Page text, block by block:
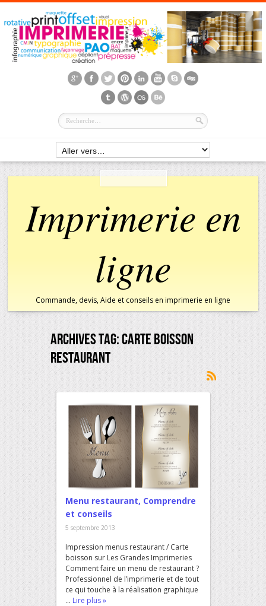
Imprimerie en
ligne
Commande, devis, Aide et conseils en imprimerie en ligne
Archives Tag:Carte Boisson
Restaurant
Menu restaurant, Comprendre
et conseils
5 septembre 2013
Impression menus restaurant / Carte
boisson sur Les Grandes Imprimeries
Comment faire un menu de restaurant ?
Professionnel de l’imprimerie et de tout
ce qui touche à la réalisation graphique
... Lire plus »